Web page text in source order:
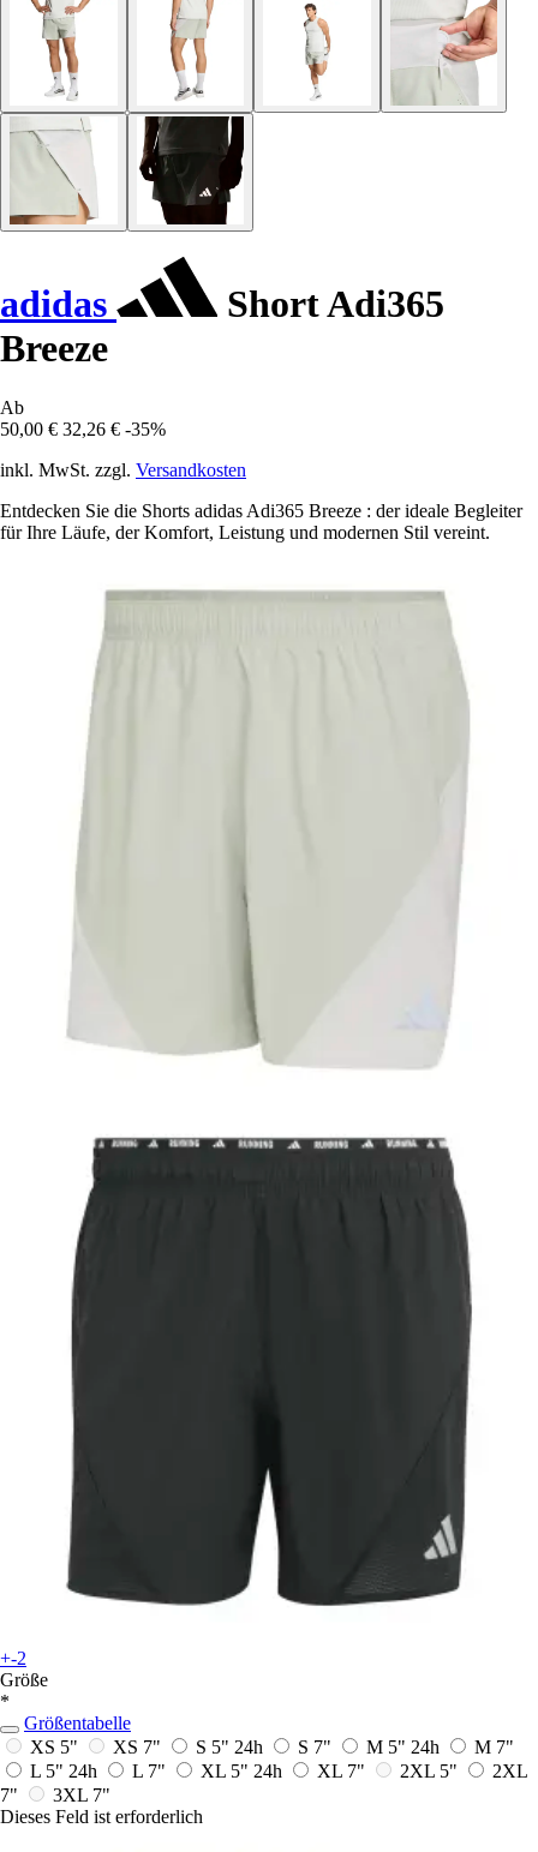
adidas
Short Adi365
Breeze
Ab
50,00 € 32,26 € -35%
inkl. MwSt. zzgl. Versandkosten
Entdecken Sie die Shorts adidas Adi365 Breeze : der ideale Begleiter
für Ihre Läufe, der Komfort, Leistung und modernen Stil vereint.
+-2
Größe
*
Größentabelle
XS 5"
XS 7" S 5" 24h S 7" M 5" 24h
M 7"
L 5" 24h L 7" XL 5" 24h XL 7" 2XL 5"
2XL
7"
3XL 7"
Dieses Feld ist erforderlich